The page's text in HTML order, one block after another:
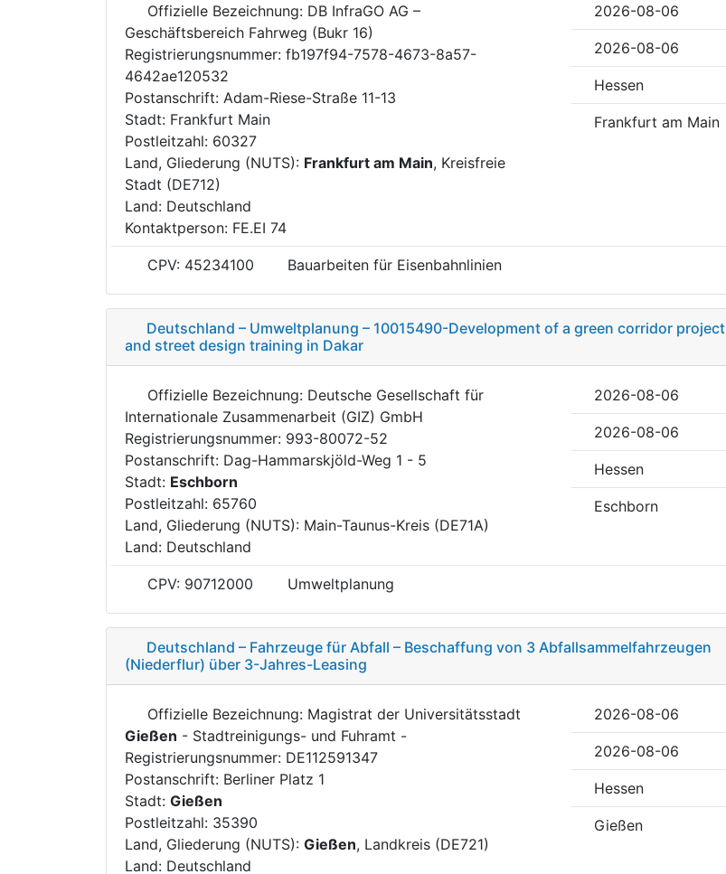
Offizielle Bezeichnung: DB InfraGO AG –
Geschäftsbereich Fahrweg (Bukr 16)
Registrierungsnummer: fb197f94-7578-4673-8a57-
4642ae120532
Postanschrift: Adam-Riese-Straße 11-13
Stadt: Frankfurt Main
Postleitzahl: 60327
Land, Gliederung (NUTS): Frankfurt am Main, Kreisfreie
Stadt (DE712)
Land: Deutschland
Kontaktperson: FE.EI 74
2026-08-06
2026-08-06
Hessen
Frankfurt am Main
CPV: 45234100 Bauarbeiten für Eisenbahnlinien
Deutschland – Umweltplanung – 10015490-Development of a green corridor project
and street design training in Dakar
Offizielle Bezeichnung: Deutsche Gesellschaft für
Internationale Zusammenarbeit (GIZ) GmbH
Registrierungsnummer: 993-80072-52
Postanschrift: Dag-Hammarskjöld-Weg 1 - 5
Stadt: Eschborn
Postleitzahl: 65760
Land, Gliederung (NUTS): Main-Taunus-Kreis (DE71A)
Land: Deutschland
2026-08-06
2026-08-06
Hessen
Eschborn
CPV: 90712000 Umweltplanung
Deutschland – Fahrzeuge für Abfall – Beschaffung von 3 Abfallsammelfahrzeugen
(Niederflur) über 3-Jahres-Leasing
Offizielle Bezeichnung: Magistrat der Universitätsstadt
Gießen - Stadtreinigungs- und Fuhramt -
Registrierungsnummer: DE112591347
Postanschrift: Berliner Platz 1
Stadt: Gießen
Postleitzahl: 35390
Land, Gliederung (NUTS): Gießen, Landkreis (DE721)
Land: Deutschland
2026-08-06
2026-08-06
Hessen
Gießen